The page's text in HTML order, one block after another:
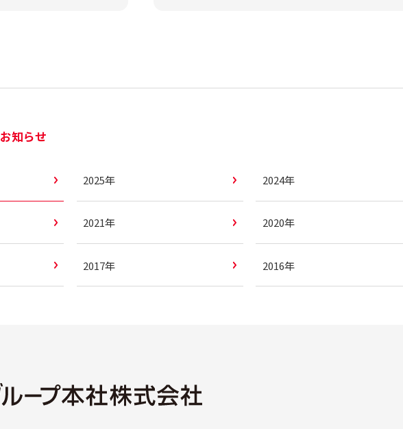
知らせ
2025年 2024年
2021年 2020年
2017年 2016年